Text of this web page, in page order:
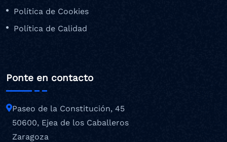
Política de Cookies
Política de Calidad
Ponte en contacto
Paseo de la Constitución, 45
50600, Ejea de los Caballeros
Zaragoza